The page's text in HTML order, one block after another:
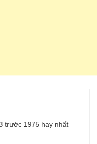
trước 1975 hay nhất